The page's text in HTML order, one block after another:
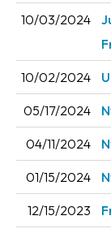
10/03/2024
10/02/2024
05/17/2024
04/11/2024
01/15/2024
12/15/2023